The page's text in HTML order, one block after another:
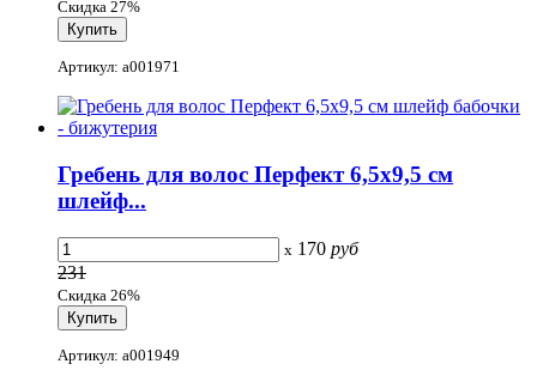
Скидка 27%
Артикул: a001971
Гребень для волос Перфект 6,5x9,5 см
шлейф...
x 170 руб
231
Скидка 26%
Артикул: a001949